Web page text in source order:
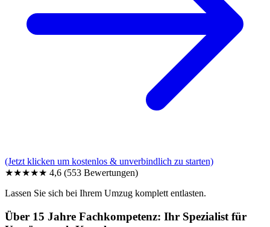
(Jetzt klicken um kostenlos & unverbindlich zu starten)
★★★★★ 4,6 (553 Bewertungen)
Lassen Sie sich bei Ihrem Umzug komplett entlasten.
Über 15 Jahre Fachkompetenz: Ihr Spezialist für